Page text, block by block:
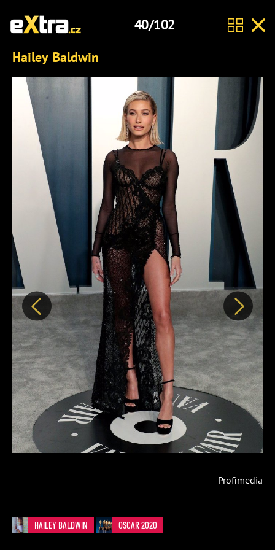
40/102
Hailey Baldwin
Předchozí Další
Profimedia
HAILEY BALDWIN OSCAR 2020